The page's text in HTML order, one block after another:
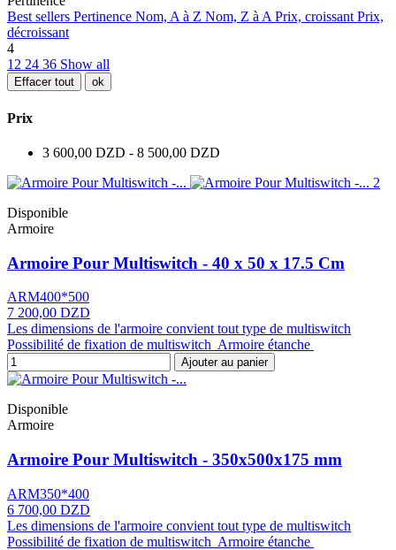
Best sellers Pertinence Nom, A à Z Nom, Z à APrix, croissantPrix,
décroissant
4
12 24 36 Show all
Effacer tout ok
Prix
3 600,00 DZD - 8 500,00 DZD
Disponible
Armoire
Armoire Pour Multiswitch - 40 x 50 x 17.5 Cm
ARM400*500
7 200,00 DZD
Les dimensions de l'armoire convient tout type de multiswitch
Possibilité de fixation de multiswitch Armoire étanche
Ajouter au panier
Disponible
Armoire
Armoire Pour Multiswitch - 350x500x175 mm
ARM350*400
6 700,00 DZD
Les dimensions de l'armoire convient tout type de multiswitch
Possibilité de fixation de multiswitch Armoire étanche